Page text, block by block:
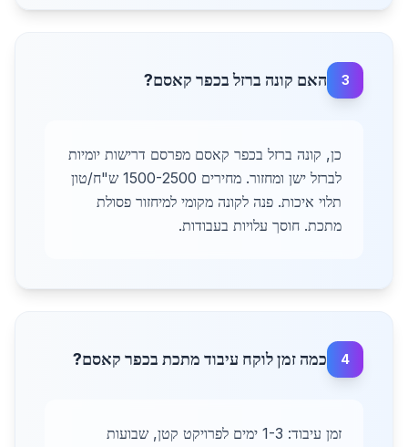
3 האם קונה ברזל בכפר קאסם?
כן, קונה ברזל בכפר קאסם מפרסם דרישות יומיות
לברזל ישן ומחזור. מחירים 1500-2500 ש"ח/טון
תלוי איכות. פנה לקונה מקומי למיחזור פסולת
מתכת. חוסך עלויות בעבודות.
4 כמה זמן לוקח עיבוד מתכת בכפר קאסם?
זמן עיבוד: 1-3 ימים לפרויקט קטן, שבועות